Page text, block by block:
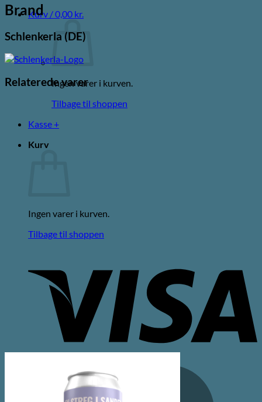
Kurv /0,00 kr.
Ingen varer i kurven.
Tilbage til shoppen
Kasse +
Kurv
Ingen varer i kurven.
Tilbage til shoppen
Brand
Schlenkerla (DE)
Relaterede varer